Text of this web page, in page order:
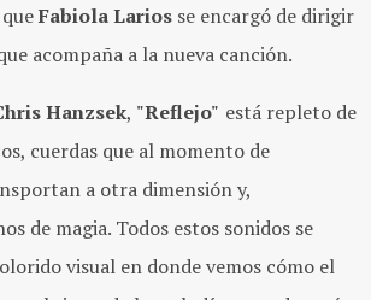
Fabiola Larios se encargó de dirigir
acompaña a la nueva canción.
Hanzsek, "Reflejo" está repleto de
cuerdas que al momento de
a otra dimensión y,
de magia. Todos estos sonidos se
visual en donde vemos cómo el